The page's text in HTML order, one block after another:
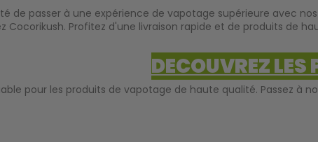
de passer à une expérience de vapotage supérieure avec
Cocorikush. Profitez d'une livraison rapide et de produits de
DECOUVREZ LES
pour les produits de vapotage de haute qualité. Passez à